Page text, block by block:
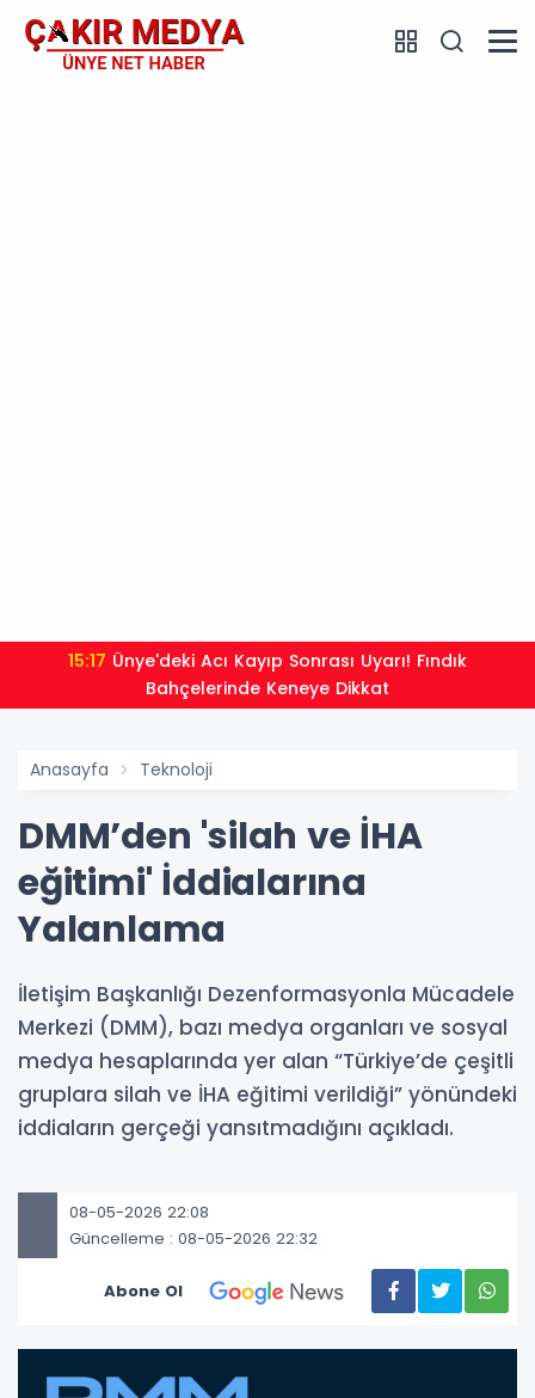
15:17
Bahçelerinde Keneye Dikkat
Anasayfa Teknoloji
DMM’den 'silah ve İHA
eğitimi' İddialarına
Yalanlama
İletişim Başkanlığı Dezenformasyonla Mücadele
Merkezi (DMM), bazı medya organları ve sosyal
medya hesaplarında yer alan “Türkiye’de çeşitli
gruplara silah ve İHA eğitimi verildiği” yönündeki
iddiaların gerçeği yansıtmadığını açıkladı.
08-05-2026 22:08
Güncelleme : 08-05-2026 22:32
Abone Ol